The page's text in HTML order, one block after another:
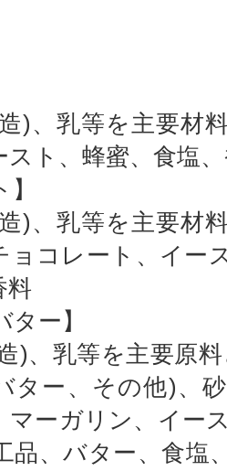
)、乳等を主要材
スト、蜂蜜、食塩
)、乳等を主要材
ョコレート、イー
料
ター】
)、乳等を主要原
ター、その他)、
マーガリン、イー
品、バター、食塩